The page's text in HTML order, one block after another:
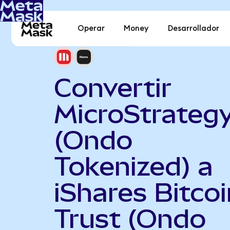
Operar Money Desarrollador
Convertir
(Ondo
Tokenized) a
iShares
Trust (Ondo